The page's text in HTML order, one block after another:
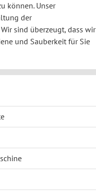
können. Unser
der
sind überzeugt, dass wir
und Sauberkeit für Sie